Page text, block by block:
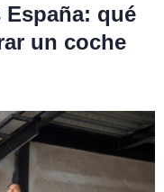
qué
un coche